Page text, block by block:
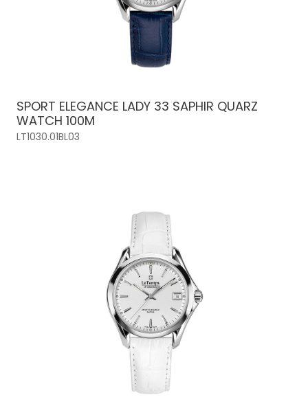
SPORT ELEGANCE LADY 33 SAPHIR QUARZ
WATCH 100M
LT1030.01BL03